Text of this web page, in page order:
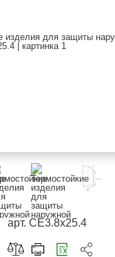
арт. CE3.8x25.4